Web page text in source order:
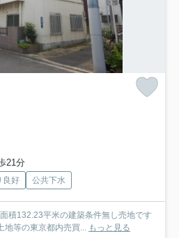
21分
良好 公共下水
132.23平米の建築条件無し売地です
地等の東京都内売買... もっと見る